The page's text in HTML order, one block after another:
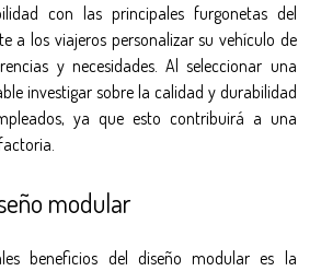
con las principales furgonetas del
a los viajeros personalizar su vehículo de
y necesidades. Al seleccionar una
investigar sobre la calidad y durabilidad
ya que esto contribuirá a una
modular
beneficios del diseño modular es la